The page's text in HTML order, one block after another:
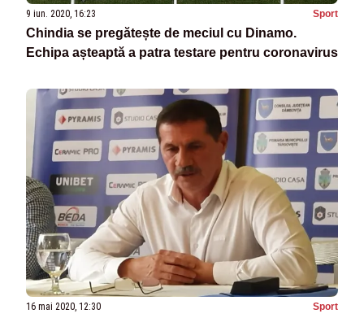
9 iun. 2020, 16:23 Sport
Chindia se pregătește de meciul cu Dinamo.
Echipa așteaptă a patra testare pentru coronavirus
16 mai 2020, 12:30 Sport